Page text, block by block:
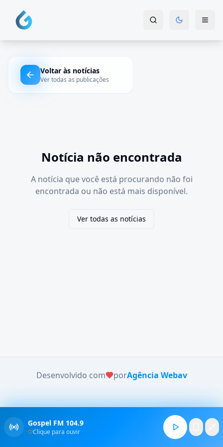
Voltar às notícias
Ver todas as publicações
Notícia não encontrada
A notícia que você está procurando não foi
encontrada ou não está mais disponível.
Ver todas as notícias
Desenvolvido com porAgência Webav
Gospel FM 104.9
Clique para ouvir